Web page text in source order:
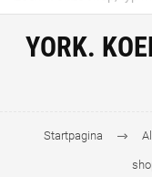
YORK.
Startpagina